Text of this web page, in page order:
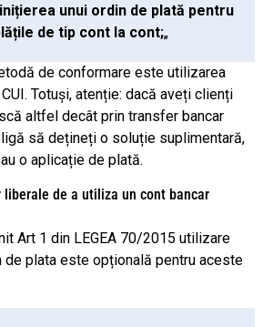
unui ordin de plată pentru
de tip cont la cont;„
de conformare este utilizarea
Totuși, atenție: dacă aveți clienți
altfel decât prin transfer bancar
să dețineți o soluție suplimentară,
o aplicație de plată.
de a utiliza un cont bancar
Art 1 din LEGEA 70/2015 utilizare
de plata este opțională pentru aceste